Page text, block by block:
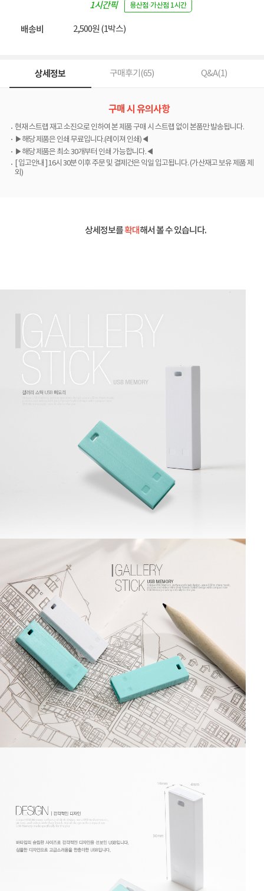
1시간픽
용산점·가산점 1시간
배송비 2,500원 (1박스)
상세정보 구매후기(65) Q&A(1)
구매 시 유의사항
현재 스트랩 재고 소진으로 인하여 본 제품 구매 시 스트랩 없이 본품만 발송됩니다.
▶해당 제품은 인쇄 무료입니다.(레이져 인쇄)◀
▶해당 제품은 최소 30개부터 인쇄 가능합니다.◀
[ 입고안내 ] 16시 30분 이후 주문 및 결제건은 익일 입고됩니다. (가산재고 보유 제품 제
외)
상세정보를확대해서 볼 수 있습니다.